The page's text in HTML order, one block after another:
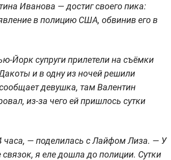
Иванова — достиг своего пика:
в полицию США, обвинив его в
Йорк супруги прилетели на съёмки
и в одну из ночей решили
девушка, там Валентин
из-за чего ей пришлось сутки
часа, — поделилась с Лайфом Лиза. — У
я еле дошла до полиции. Сутки